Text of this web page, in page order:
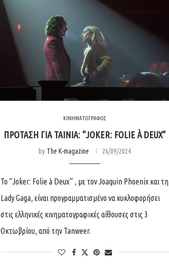
ΚΙΝΗΜΑΤΟΓΡΑΦΟΣ
ΠΡΟΤΑΣΗ ΓΙΑ ΤΑΙΝΙΑ: “JOKER: FOLIE À DEUX”
by The K-magazine 26/09/2024
Το “Joker: Folie à Deux” , με τον Joaquin Phoenix και τη
Lady Gaga, είναι προγραμματισμένο να κυκλοφορήσει
στις ελληνικές κινηματογραφικές αίθουσες στις 3
Οκτωβρίου, από την Tanweer.